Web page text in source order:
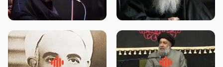
زوّار اربعین امام حسین (علیه
السلام) با این اشتیاق به زیارت
روضه جانسوز پاره های جگر امام
حسن مجتبی علیه السلام-حجت